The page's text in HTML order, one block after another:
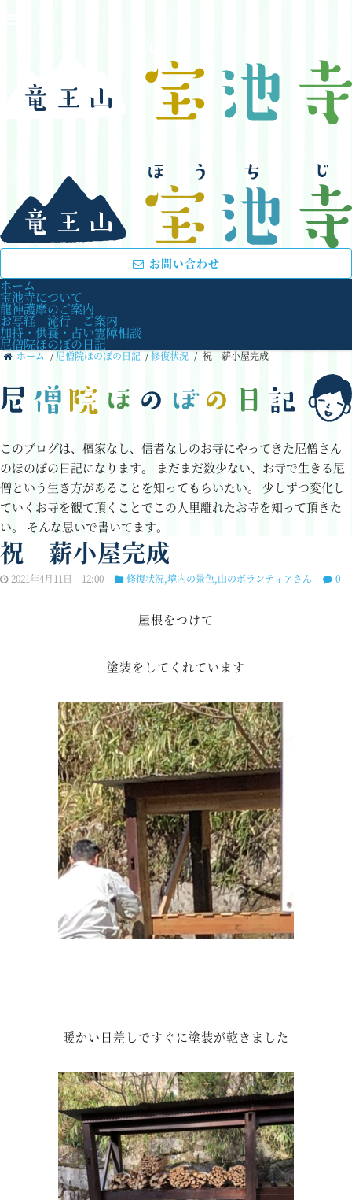
お問い合わせ
ホーム
宝池寺について
龍神護摩のご案内
お写経 滝行 ご案内
加持・供養・占い霊障相談
尼僧院ほのぼの日記
ホーム / 尼僧院ほのぼの日記 /修復状況 / 祝 薪小屋完成
このブログは、檀家なし、信者なしのお寺にやってきた尼僧さん
のほのぼの日記になります。 まだまだ数少ない、お寺で生きる尼
僧という生き方があることを知ってもらいたい。
少しずつ変化し
ていくお寺を観て頂くことでこの人里離れたお寺を知って頂きた
い。 そんな思いで書いてます。
祝 薪小屋完成
2021年4月11日 12:00 修復状況,境内の景色,山のボランティアさん 0
屋根をつけて
塗装をしてくれています
暖かい日差しですぐに塗装が乾きました